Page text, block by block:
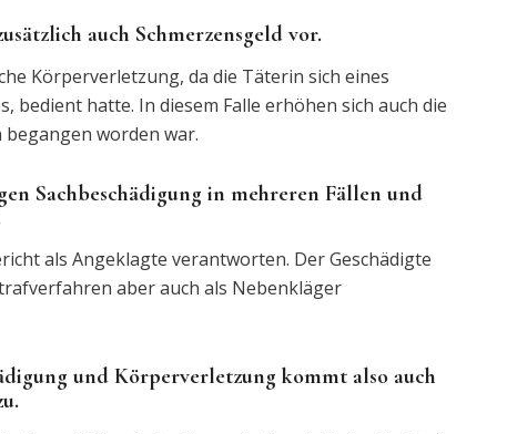
auch Schmerzensgeld vor.
Körperverletzung, da die Täterin sich eines
hatte. In diesem Falle erhöhen sich auch die
worden war.
Sachbeschädigung in mehreren Fällen und
als Angeklagte verantworten. Der Geschädigte
aber auch als Nebenkläger
und Körperverletzung kommt also auch